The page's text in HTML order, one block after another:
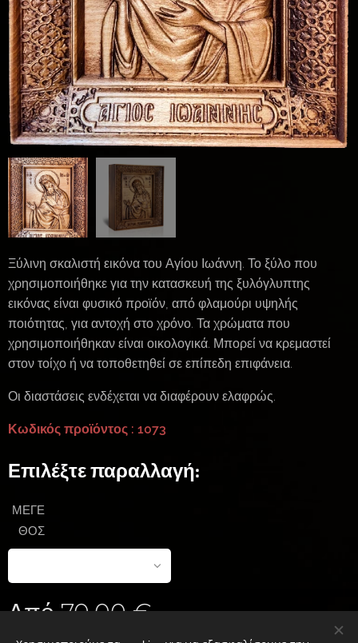
Ξύλινη σκαλιστή εικόνα του Αγίου Ιωάννη. Το ξύλο που
χρησιμοποιήθηκε για την κατασκευή της ξυλόγλυπτης
εικόνας είναι φυσικό προϊόν, από φλαμούρι υψηλής
ποιότητας, για αντοχή στο χρόνο. Τα χρώματα που
χρησιμοποιήθηκαν είναι οικολογικά. Μπορεί να κρεμαστεί
στον τοίχο ή να τοποθετηθεί σε επίπεδη επιφάνεια.
Οι διαστάσεις ενδέχεται να διαφέρουν ελαφρώς.
Κωδικός προϊόντος : 1073
Επιλέξτε παραλλαγή:
ΜΕΓΕ
ΘΟΣ
Από70,00€